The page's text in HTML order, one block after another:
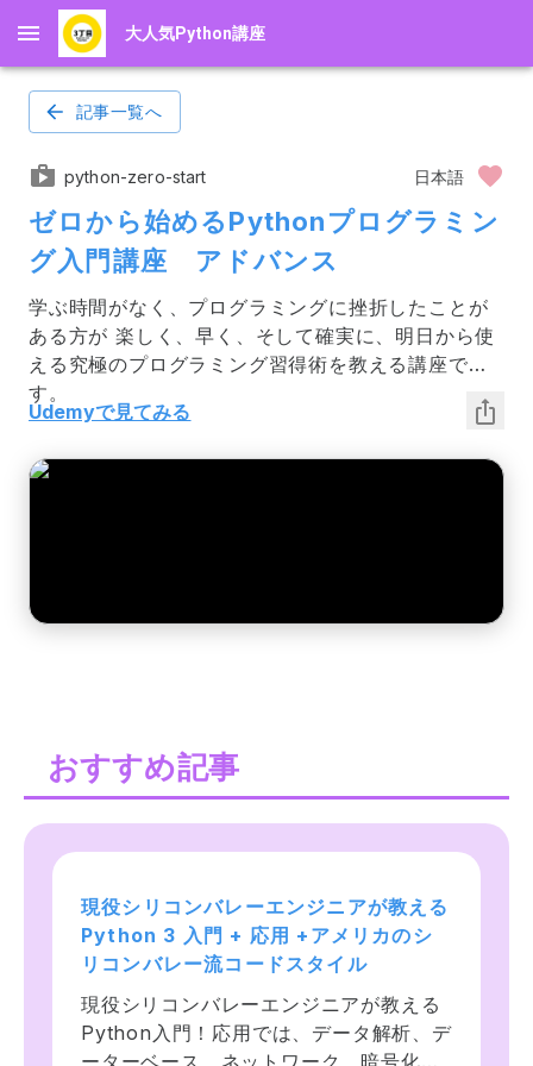
大人気Python講座
記事一覧へ
python-zero-start 日本語
ゼロから始めるPythonプログラミン
グ入門講座　アドバンス
学ぶ時間がなく、プログラミングに挫折したことが
ある方が 楽しく、早く、そして確実に、明日から使
える究極のプログラミング習得術を教える講座で
す。
Udemyで見てみる
おすすめ記事
現役シリコンバレーエンジニアが教える
Python 3 入門 + 応用 +アメリカのシ
リコンバレー流コードスタイル
現役シリコンバレーエンジニアが教える
Python入門！応用では、データ解析、デ
ーターベース、ネットワーク、暗号化、
【未経験からエンジニア】Python入門
基礎文法徹底解説:チュートリアル網羅
で初心者でもプログラミングできるよう
になる
現役エンジニアによる基礎文法徹底解説
&ハンズオン。未経験者には意味不明な
【世界で55万人が受講】データサイエ
ンティストを目指すあなたへ〜データサ
イエンス25時間ブートキャンプ〜
機械学習・ディープラーニング・人工知
能に関するビジネス上の課題を、回帰分
析・ニューラルネットワーク・K平均法